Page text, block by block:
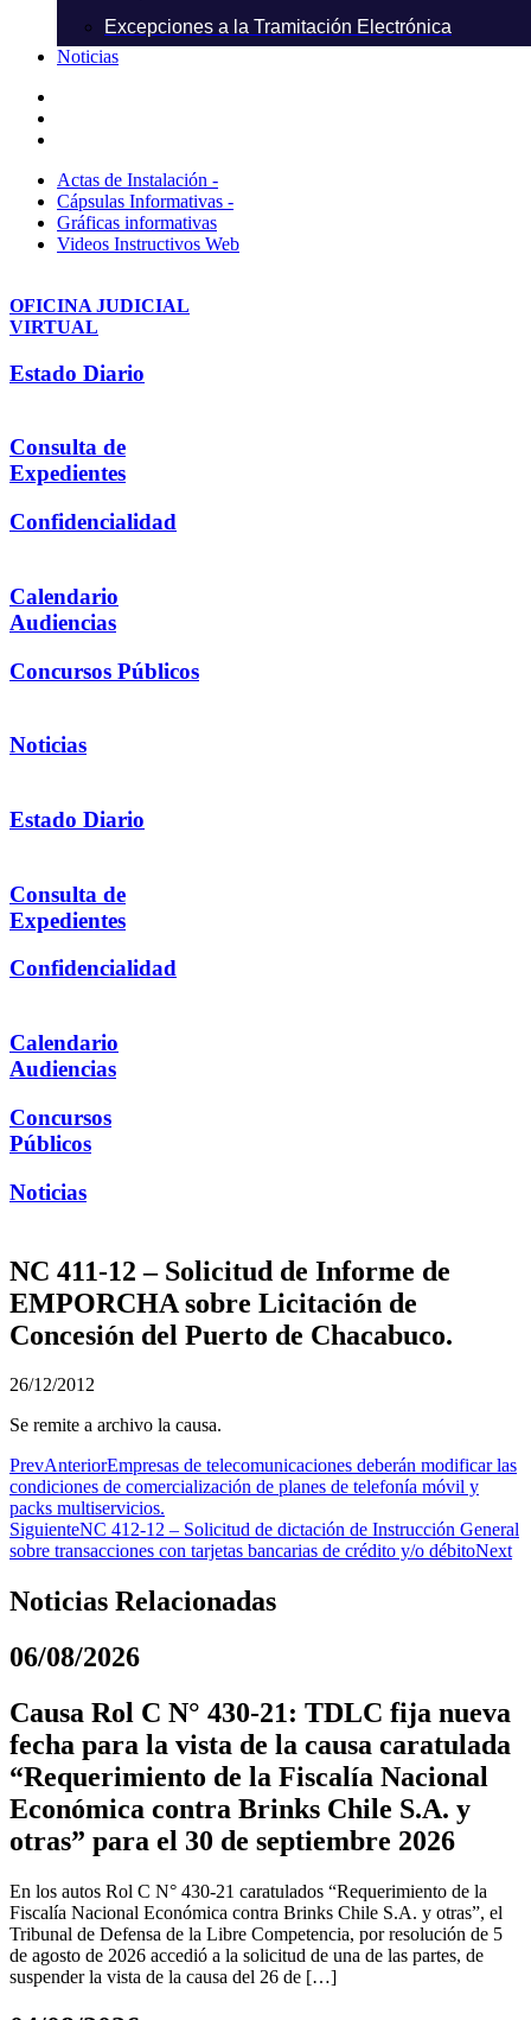
Excepciones a la Tramitación Electrónica
Noticias
Actas de Instalación -
Cápsulas Informativas -
Gráficas informativas
Videos Instructivos Web
OFICINA JUDICIAL
VIRTUAL
Estado Diario
Consulta de
Expedientes
Confidencialidad
Calendario
Audiencias
Concursos Públicos
Noticias
Estado Diario
Consulta de
Expedientes
Confidencialidad
Calendario
Audiencias
Concursos
Públicos
Noticias
NC 411-12 – Solicitud de Informe de
EMPORCHA sobre Licitación de
Concesión del Puerto de Chacabuco.
26/12/2012
Se remite a archivo la causa.
PrevAnteriorEmpresas de telecomunicaciones deberán modificar las
condiciones de comercialización de planes de telefonía móvil y
packs multiservicios.
SiguienteNC 412-12 – Solicitud de dictación de Instrucción General
sobre transacciones con tarjetas bancarias de crédito y/o débitoNext
Noticias Relacionadas
06/08/2026
Causa Rol C N° 430-21: TDLC fija nueva
fecha para la vista de la causa caratulada
“Requerimiento de la Fiscalía Nacional
Económica contra Brinks Chile S.A. y
otras” para el 30 de septiembre 2026
En los autos Rol C N° 430-21 caratulados “Requerimiento de la
Fiscalía Nacional Económica contra Brinks Chile S.A. y otras”, el
Tribunal de Defensa de la Libre Competencia, por resolución de 5
de agosto de 2026 accedió a la solicitud de una de las partes, de
suspender la vista de la causa del 26 de […]